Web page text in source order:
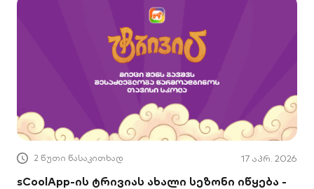
2 წუთი წასაკითხად 17 აპრ. 2026
sCoolApp-ის ტრივიას ახალი სეზონი იწყება -